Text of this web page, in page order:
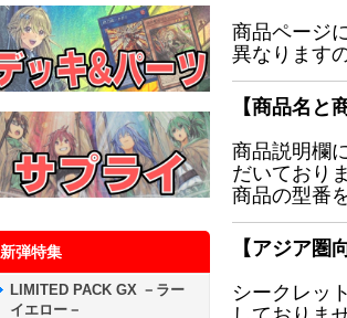
新弾特集
LIMITED PACK GX －ラー
イエロー－
商品ページ
異なります
【商品名と
商品説明欄
だいており
商品の型番
【アジア圏
シークレッ